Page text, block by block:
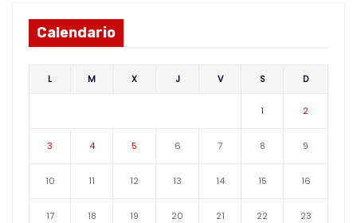
Calendario
L M X J V S D
1 2
3 4 5 6 7 8 9
10 11 12 13 14 15 16
17 18 19 20 21 22 23